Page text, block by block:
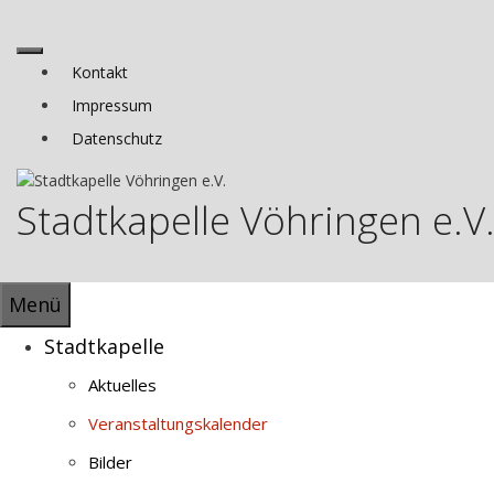
springenMenüKontakt
Impressum
Datenschutz
Stadtkapelle Vöhringen e.V.
Menü
Stadtkapelle
Aktuelles
Veranstaltungskalender
Bilder